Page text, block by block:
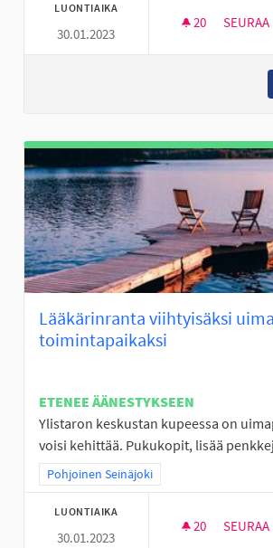
LUONTIAIKA
30.01.2023
20 20
SEURAA
Lääkärinranta viihtyisäksi
toimintapaikaksi
ETENEE ÄÄNESTYKSEEN
Ylistaron keskustan kupeessa on
voisi kehittää. Pukukopit, lisää
Rajaa tulokset teeman mukaan: Pohjoinen
Pohjoinen Seinäjoki
LUONTIAIKA
30.01.2023
20 20
SEURAA